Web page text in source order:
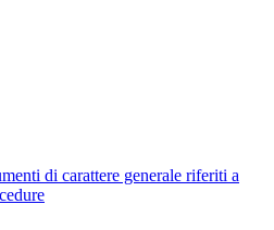
di carattere generale riferiti a